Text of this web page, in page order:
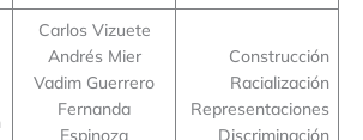
Carlos Vizuete
Andrés Mier
Vadim Guerrero
Fernanda
Espinoza
Construcción
Racialización
Representaciones
Discriminación